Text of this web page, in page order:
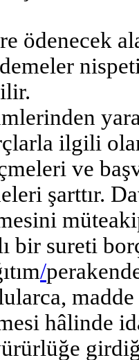
ödenecek
ilgili
ve
şarttır.
bir sureti
/
hâlinde